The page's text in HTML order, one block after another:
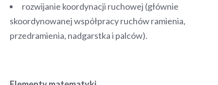
rozwijanie koordynacji ruchowej (głównie
skoordynowanej współpracy ruchów ramienia,
przedramienia, nadgarstka i palców).